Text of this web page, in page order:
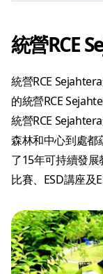
統營RCE
統營RCE
的統營RCE
統營RCE
森林和中心到處都
了15年可持續發
比賽、ESD講座及